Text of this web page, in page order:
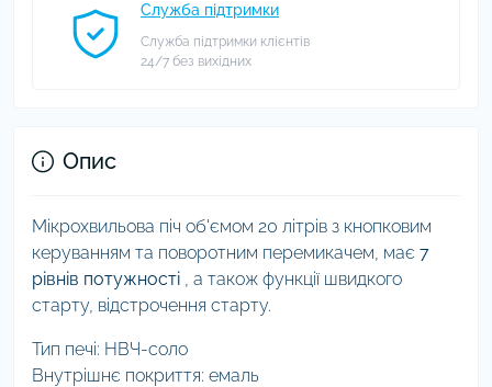
Служба підтримки
Служба підтримки клієнтів
24/7 без вихідних
Опис
Мікрохвильова піч об'ємом 20 літрів з кнопковим
керуванням та поворотним перемикачем, має 7
рівнів потужності , а також функції швидкого
старту, відстрочення старту.
Тип печі: НВЧ-соло
Внутрішнє покриття: емаль